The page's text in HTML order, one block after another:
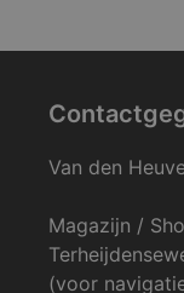
Van den
Magazijn /
(voor